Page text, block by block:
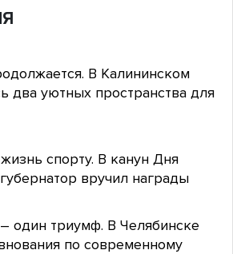
В Калининском
два уютных пространства для
спорту. В канун Дня
вручил награды
один триумф. В Челябинске
по современному